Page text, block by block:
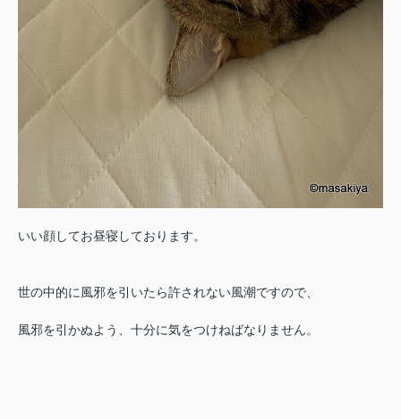
いい顔してお昼寝しております。
世の中的に風邪を引いたら許されない風潮ですので、
風邪を引かぬよう、十分に気をつけねばなりません。